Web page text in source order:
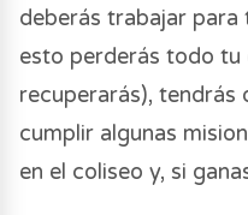
deberás trabajar para
esto perderás todo tu
recuperarás), tendrás
cumplir algunas
en el coliseo y, si